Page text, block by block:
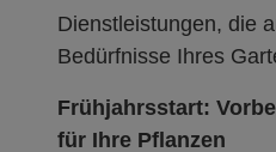
Dienstleistungen, die
Bedürfnisse Ihres
Frühjahrsstart:
für Ihre Pflanzen